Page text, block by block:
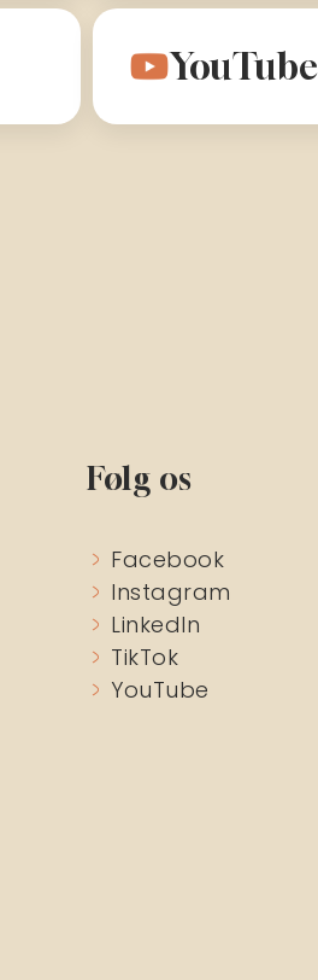
YouTube
Følg os
Facebook
Instagram
LinkedIn
TikTok
YouTube